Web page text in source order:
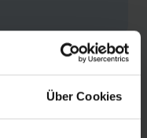
Über Cookies